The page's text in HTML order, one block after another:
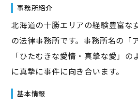
事務所紹介
北海道の十勝エリアの経験豊富な
の法律事務所です。事務所名の「
「ひたむきな愛情・真摯な愛」の
に真摯に事件に向き合います。
基本情報